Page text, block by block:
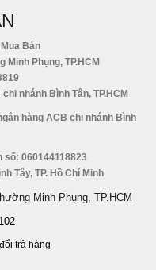
Bán
Minh Phụng, TP.HCM
nhánh Bình Tân, TP.HCM
hàng ACB chi nhánh Bình
số: 060144118823
Tây, TP. Hồ Chí Minh
Minh Phụng, TP.HCM
trả hàng